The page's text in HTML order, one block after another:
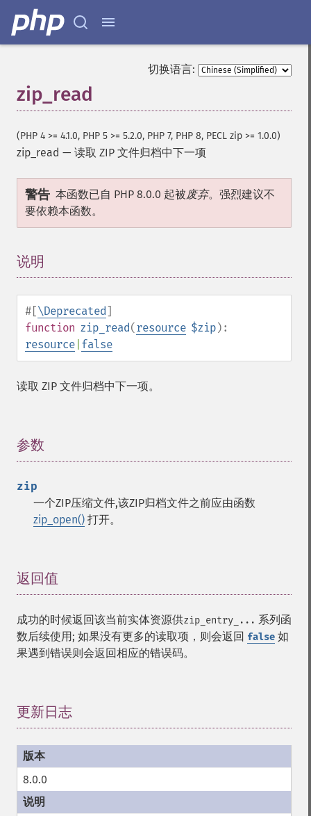
切换语言:
zip_read
(PHP 4 >= 4.1.0, PHP 5 >= 5.2.0, PHP 7, PHP 8, PECL zip >= 1.0.0)
zip_read — 读取 ZIP 文件归档中下一项
警告 本函数已自 PHP 8.0.0 起被废弃。强烈建议不
要依赖本函数。
说明
#[\Deprecated]
function zip_read(resource $zip):
resource false
读取 ZIP 文件归档中下一项。
参数
zip
一个ZIP压缩文件,该ZIP归档文件之前应由函数
zip_open() 打开。
返回值
成功的时候返回该当前实体资源供zip_entry_... 系列函
数后续使用; 如果没有更多的读取项，则会返回 false 如
果遇到错误则会返回相应的错误码。
更新日志
8.0.0